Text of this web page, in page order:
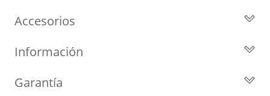
Turbos por Marca
Cartuchos
Accesorios
Geometrías
Información
Privacidad y Aviso Legal
Garantía